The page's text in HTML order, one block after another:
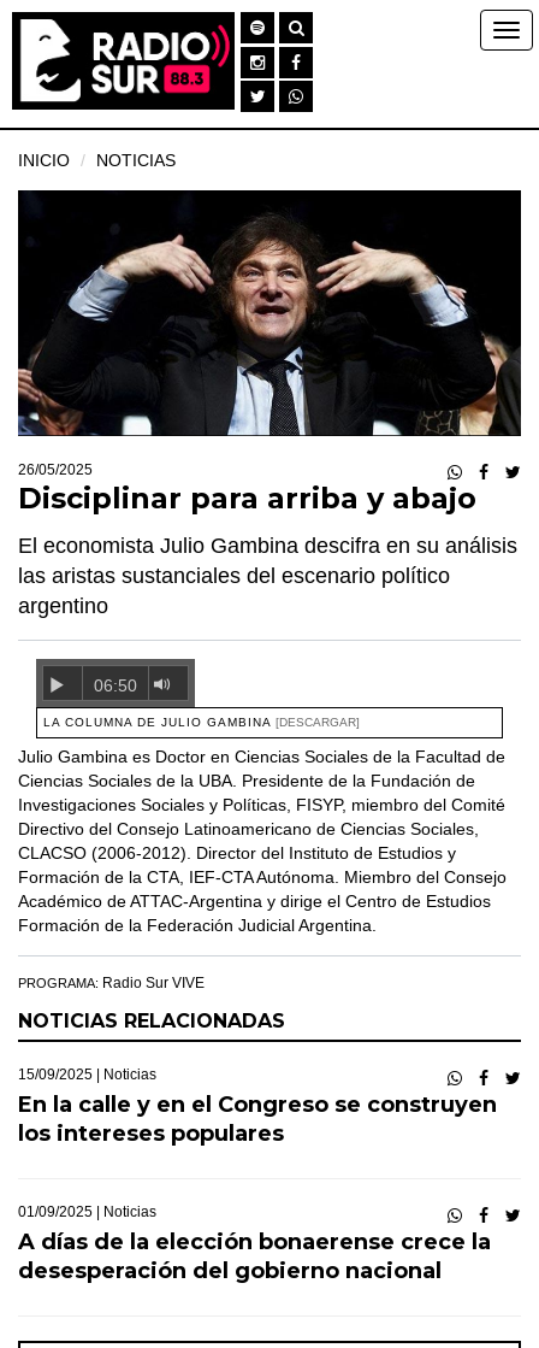
INICIO NOTICIAS
26/05/2025
Disciplinar para arriba y abajo
El economista Julio Gambina descifra en su análisis
las aristas sustanciales del escenario político
argentino
06:50
LA COLUMNA DE JULIO GAMBINA [DESCARGAR]
Julio Gambina es Doctor en Ciencias Sociales de la Facultad de
Ciencias Sociales de la UBA. Presidente de la Fundación de
Investigaciones Sociales y Políticas, FISYP, miembro del Comité
Directivo del Consejo Latinoamericano de Ciencias Sociales,
CLACSO (2006-2012). Director del Instituto de Estudios y
Formación de la CTA, IEF-CTA Autónoma. Miembro del Consejo
Académico de ATTAC-Argentina y dirige el Centro de Estudios
Formación de la Federación Judicial Argentina.
PROGRAMA: Radio Sur VIVE
NOTICIAS RELACIONADAS
15/09/2025 | Noticias
En la calle y en el Congreso se construyen
los intereses populares
01/09/2025 | Noticias
A días de la elección bonaerense crece la
desesperación del gobierno nacional